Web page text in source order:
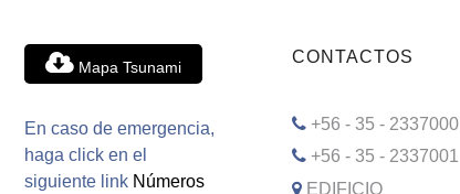
Mapa Tsunami
En caso de emergencia,
haga click en el
siguiente link Números
CONTACTOS
+56 - 35 - 2337000
+56 - 35 - 2337001
EDIFICIO